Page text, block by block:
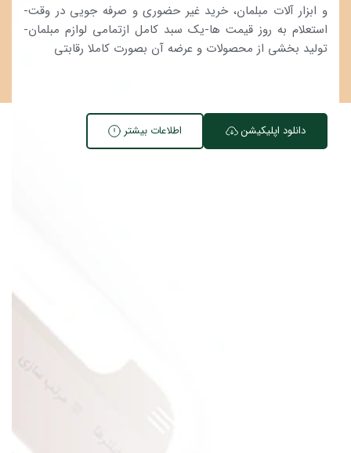
و ابزار آلات مبلمان، خرید غیر حضوری و صرفه جویی در وقت-
استعلام به روز قيمت ها-یک سبد کامل ازتمامی لوازم مبلمان-
تولید بخشی از محصولات و عرضه آن بصورت کاملا رقابتی
دانلود اپلیکیشن اطلاعات بیشتر